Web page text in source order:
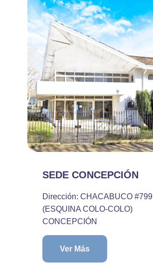
SEDE CONCEPCIÓN
Dirección: CHACABUCO #799
(ESQUINA COLO-COLO)
CONCEPCIÓN
Ver Más